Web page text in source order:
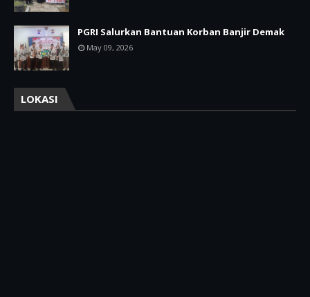
PGRI Salurkan Bantuan Korban Banjir Demak
May 09, 2026
LOKASI